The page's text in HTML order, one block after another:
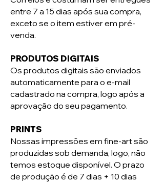
entre 7 a 15 dias após sua compra,
exceto se o item estiver em pré-
venda.
PRODUTOS DIGITAIS
Os produtos digitais são enviados
automaticamente para o e-mail
cadastrado na compra, logo após a
aprovação do seu pagamento.
PRINTS
Nossas impressões em fine-art são
produzidas sob demanda, logo, não
temos estoque disponível. O prazo
de produção é de 7 dias + 10 dias